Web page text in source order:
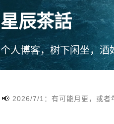
星辰茶話
个人博客，树下闲坐，酒
2026/7/1：有可能月更，或者